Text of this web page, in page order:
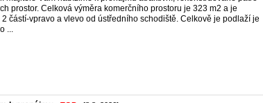
prostor. Celková výměra komerčního prostoru je 323 m2 a je
částí-vpravo a vlevo od ústředního schodiště. Celkově je podlaží je
...